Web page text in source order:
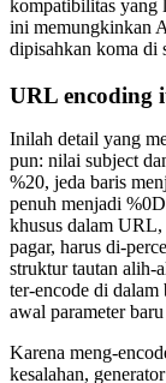
kompatibilitas yang
ini memungkinkan
dipisahkan koma di
URL encoding
Inilah detail yang
pun: nilai subject
%20, jeda baris
penuh menjadi
khusus dalam URL,
pagar, harus di-
struktur tautan alih-
ter-encode di
awal parameter
Karena meng-
kesalahan,